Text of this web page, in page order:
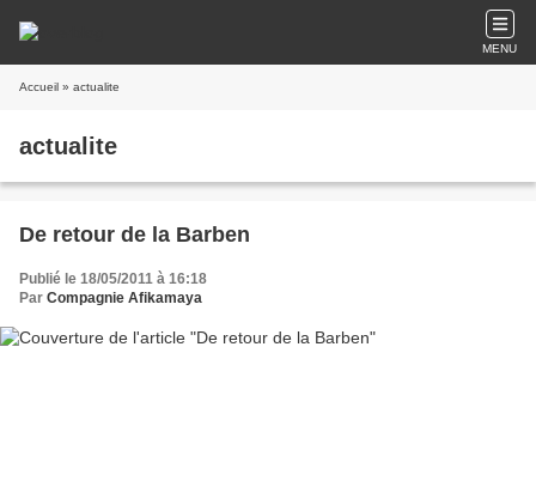
MENU
Accueil » actualite
actualite
De retour de la Barben
Publié le 18/05/2011 à 16:18
Par Compagnie Afikamaya